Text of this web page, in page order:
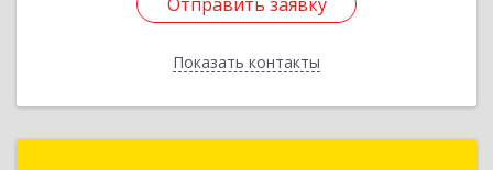
Показать контакты
Назад